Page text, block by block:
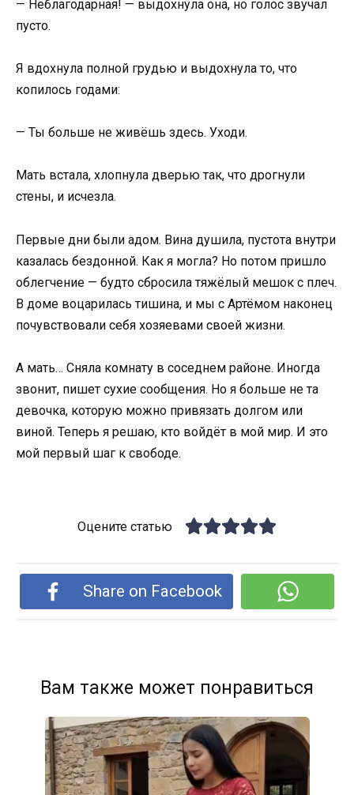
— Неблагодарная! — выдохнула она, но голос звучал
пусто.
Я вдохнула полной грудью и выдохнула то, что
копилось годами:
— Ты больше не живёшь здесь. Уходи.
Мать встала, хлопнула дверью так, что дрогнули
стены, и исчезла.
Первые дни были адом. Вина душила, пустота внутри
казалась бездонной. Как я могла? Но потом пришло
облегчение — будто сбросила тяжёлый мешок с плеч.
В доме воцарилась тишина, и мы с Артёмом наконец
почувствовали себя хозяевами своей жизни.
А мать… Сняла комнату в соседнем районе. Иногда
звонит, пишет сухие сообщения. Но я больше не та
девочка, которую можно привязать долгом или
виной. Теперь я решаю, кто войдёт в мой мир. И это
мой первый шаг к свободе.
Оцените статью
Share on Facebook
Вам также может понравиться